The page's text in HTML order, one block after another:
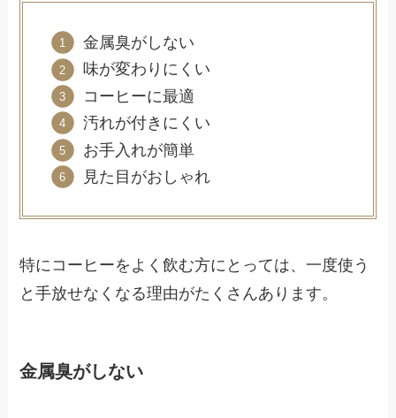
金属臭がしない
味が変わりにくい
コーヒーに最適
汚れが付きにくい
お手入れが簡単
見た目がおしゃれ
特にコーヒーをよく飲む方にとっては、一度使う
と手放せなくなる理由がたくさんあります。
金属臭がしない